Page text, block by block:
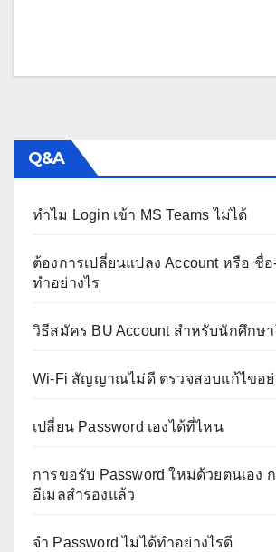
Q&A
ทำไม Login เข้า MS Teams ไม่ได้
ต้องการเปลี่ยนแปลง Account หรือ ชื่
ทำอย่างไร
วิธีสมัคร BU Account สำหรับนักศึกษ
Wi-Fi สัญญาณไม่ดี ตรวจสอบแก้ไขอย่
เปลี่ยน Password เองได้ที่ไหน
การขอรับ Password ใหม่ด้วยตนเอง
อีเมลสำรองแล้ว
จำ Password ไม่ได้ทำอย่างไรดี